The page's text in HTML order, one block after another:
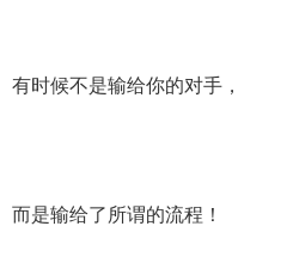
有时候不是输给你的对手，
而是输给了所谓的流程！